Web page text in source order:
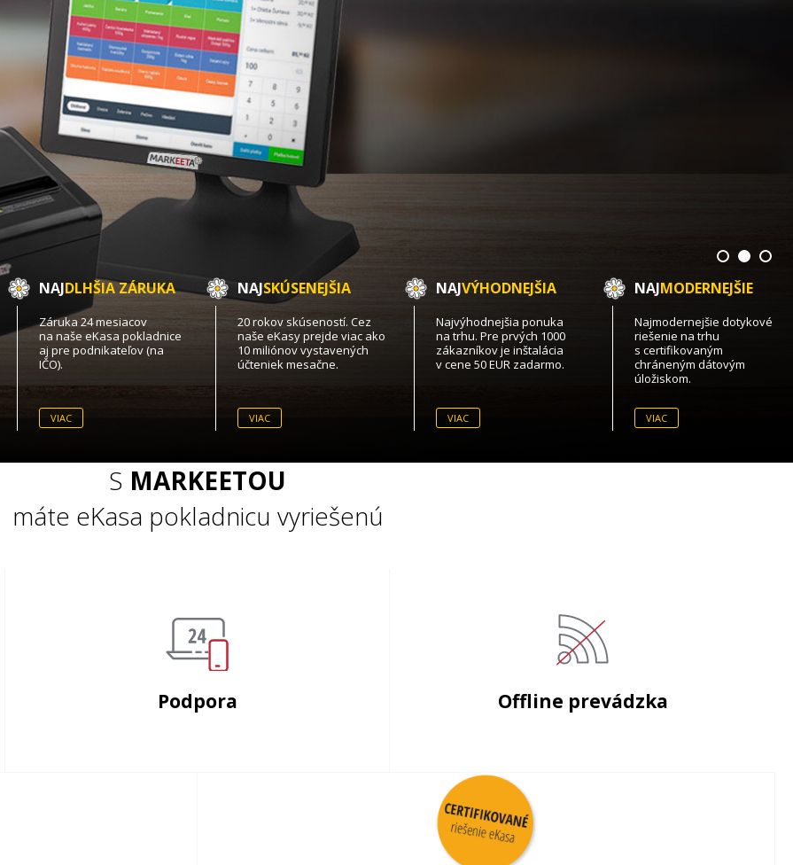
NAJDLHŠIA ZÁRUKA
Záruka 24 mesiacov
na naše eKasa pokladnice
aj pre podnikateľov (na
IČO).
VIAC
NAJSKÚSENEJŠIA
20 rokov skúseností. Cez
naše eKasy prejde viac ako
10 miliónov vystavených
účteniek mesačne.
VIAC
NAJVÝHODNEJŠIA
Najvýhodnejšia ponuka
na trhu. Pre prvých 1000
zákazníkov je inštalácia
v cene 50 EUR zadarmo.
VIAC
NAJMODERNEJŠIE
Najmodernejšie dotykové
riešenie na trhu
s certifikovaným
chráneným dátovým
úložiskom.
VIAC
S MARKEETOU
máte eKasa pokladnicu vyriešenú
Podpora Offline prevádzka